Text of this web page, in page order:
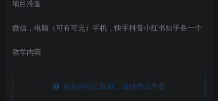
项目准备
微信，电脑（可有可无）手机，快手抖音小红书知乎各一个
教学内容
此处内容已隐藏，请付费后查看